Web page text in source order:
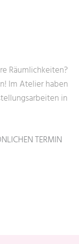
Räumlichkeiten?
Im Atelier haben
in
TERMIN